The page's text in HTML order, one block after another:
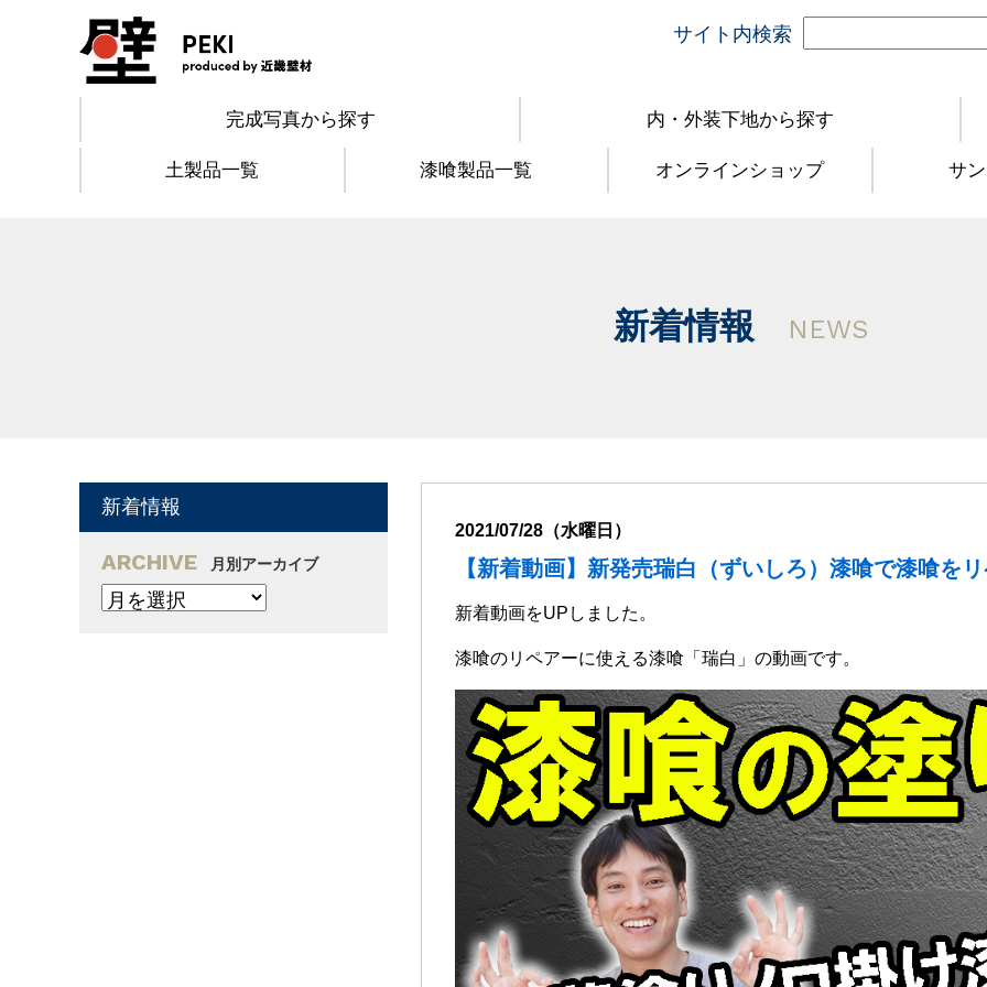
サイト内検索
完成写真から探す 内・外装下地から探す
土製品一覧 漆喰製品一覧 オンラインショップ サ
新着情報 NEWS
2021/07/28（水曜日）
【新着動画】新発売瑞白（ずいしろ）漆喰で漆喰を
新着動画をUPしました。
漆喰のリペアーに使える漆喰「瑞白」の動画です。
新着情報
ARCHIVE 月別アーカイブ